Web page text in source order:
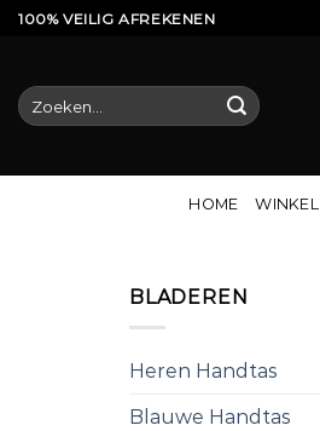
Ga100% VEILIG AFREKENEN
Zoeken
naar:
HOME WINKEL
BLADEREN
Heren Handtas
Blauwe Handtas